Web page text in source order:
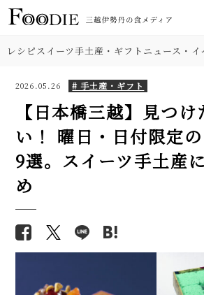
レシピスイーツ手土産・ギフト ニュース・イ
2026.05.26 # 手土産・ギフト
【日本橋三越】見つ
い！ 曜日・日付限定
9選。スイーツ手土産
め